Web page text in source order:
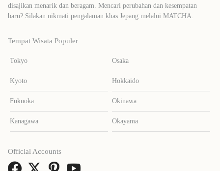
disajikan menarik dan beragam. Mencari perubahan dan kesempatan
baru? Silakan nikmati pengalaman khas Jepang melalui MATCHA.
Tempat Wisata Populer
Tokyo Osaka
Kyoto Hokkaido
Fukuoka Okinawa
Kanagawa Okayama
Official Accounts